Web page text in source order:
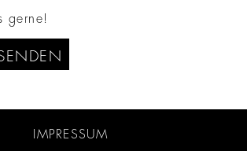
gerne!
IMPRESSUM